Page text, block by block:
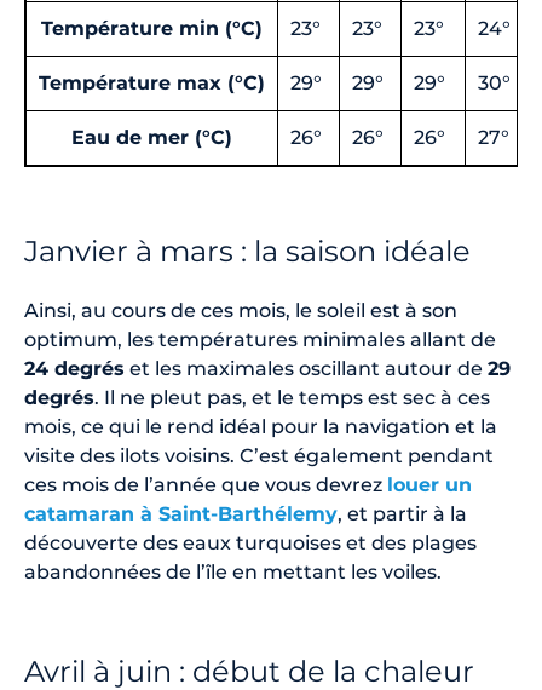
Température min (°C) 23° 23° 23° 24°
Température max (°C) 29° 29° 29° 30°
Eau de mer (°C) 26° 26° 26° 27°
Janvier à mars : la saison idéale
Ainsi, au cours de ces mois, le soleil est à son
optimum, les températures minimales allant de
24 degrés et les maximales oscillant autour de 29
degrés. Il ne pleut pas, et le temps est sec à ces
mois, ce qui le rend idéal pour la navigation et la
visite des ilots voisins. C’est également pendant
ces mois de l’année que vous devrez louer un
catamaran à Saint-Barthélemy, et partir à la
découverte des eaux turquoises et des plages
abandonnées de l’île en mettant les voiles.
Avril à juin : début de la chaleur